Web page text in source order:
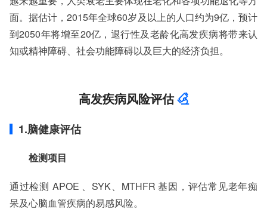
面。据估计，2015年全球60岁及以上的人口约为9亿，预计
到2050年将增至20亿，退行性及老龄化高发疾病将带来认
知或精神障碍、社会功能障碍以及巨大的经济负担。
高发疾病风险评估
1.脑健康评估
检测项目
通过检测 APOE 、SYK、MTHFR 基因，评估常见老年痴
呆及心脑血管疾病的易感风险。